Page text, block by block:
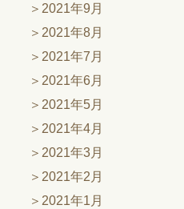
2021年9月
2021年8月
2021年7月
2021年6月
2021年5月
2021年4月
2021年3月
2021年2月
2021年1月